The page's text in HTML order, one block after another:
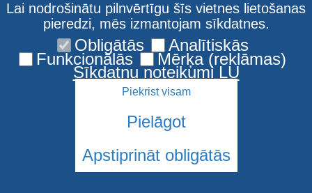
Kontakti
© 2026 Latvijas Universitāte. Visas tiesības aizsargātas
Lai nodrošinātu pilnvērtīgu šīs vietnes lietošanas
pieredzi, mēs izmantojam sīkdatnes.
Obligātās Analītiskās
Funkcionālās Mērķa (reklāmas)
Sīkdatņu noteikumi LU
Piekrist visam
Pielāgot
Apstiprināt obligātās